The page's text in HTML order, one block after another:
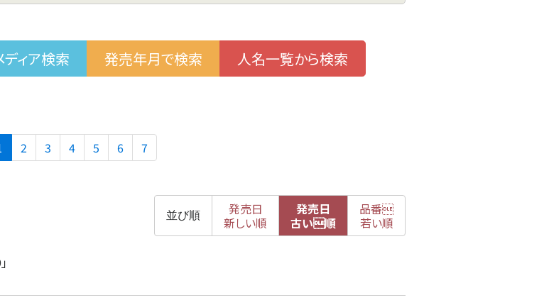
ィア検索 発売年月で検索 人名一覧から検索
(current)
2 3 4 5 6 7
並び順
発売日
新しい順
発売日
古い順
品番
若い順